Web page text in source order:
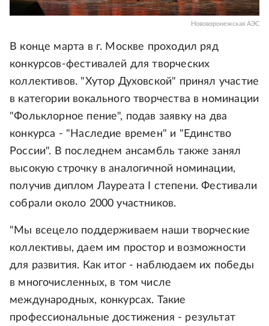
Нововоронежская АЭС
В конце марта в г. Москве проходил ряд
конкурсов-фестивалей для творческих
коллективов. "Хутор Духовской" принял участие
в категории вокального творчества в номинации
"Фольклорное пение", подав заявку на два
конкурса - "Наследие времен" и "Единство
России". В последнем ансамбль также занял
высокую строчку в аналогичной номинации,
получив диплом Лауреата I степени. Фестивали
собрали около 2000 участников.
"Мы всецело поддерживаем наши творческие
коллективы, даем им простор и возможности
для развития. Как итог - наблюдаем их победы
в многочисленных, в том числе
международных, конкурсах. Такие
профессиональные достижения - результат